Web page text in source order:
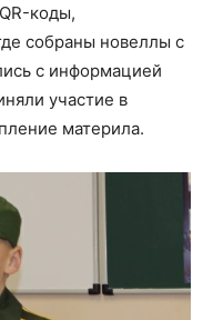
коды,
собраны новеллы с
с информацией
участие в
материла.